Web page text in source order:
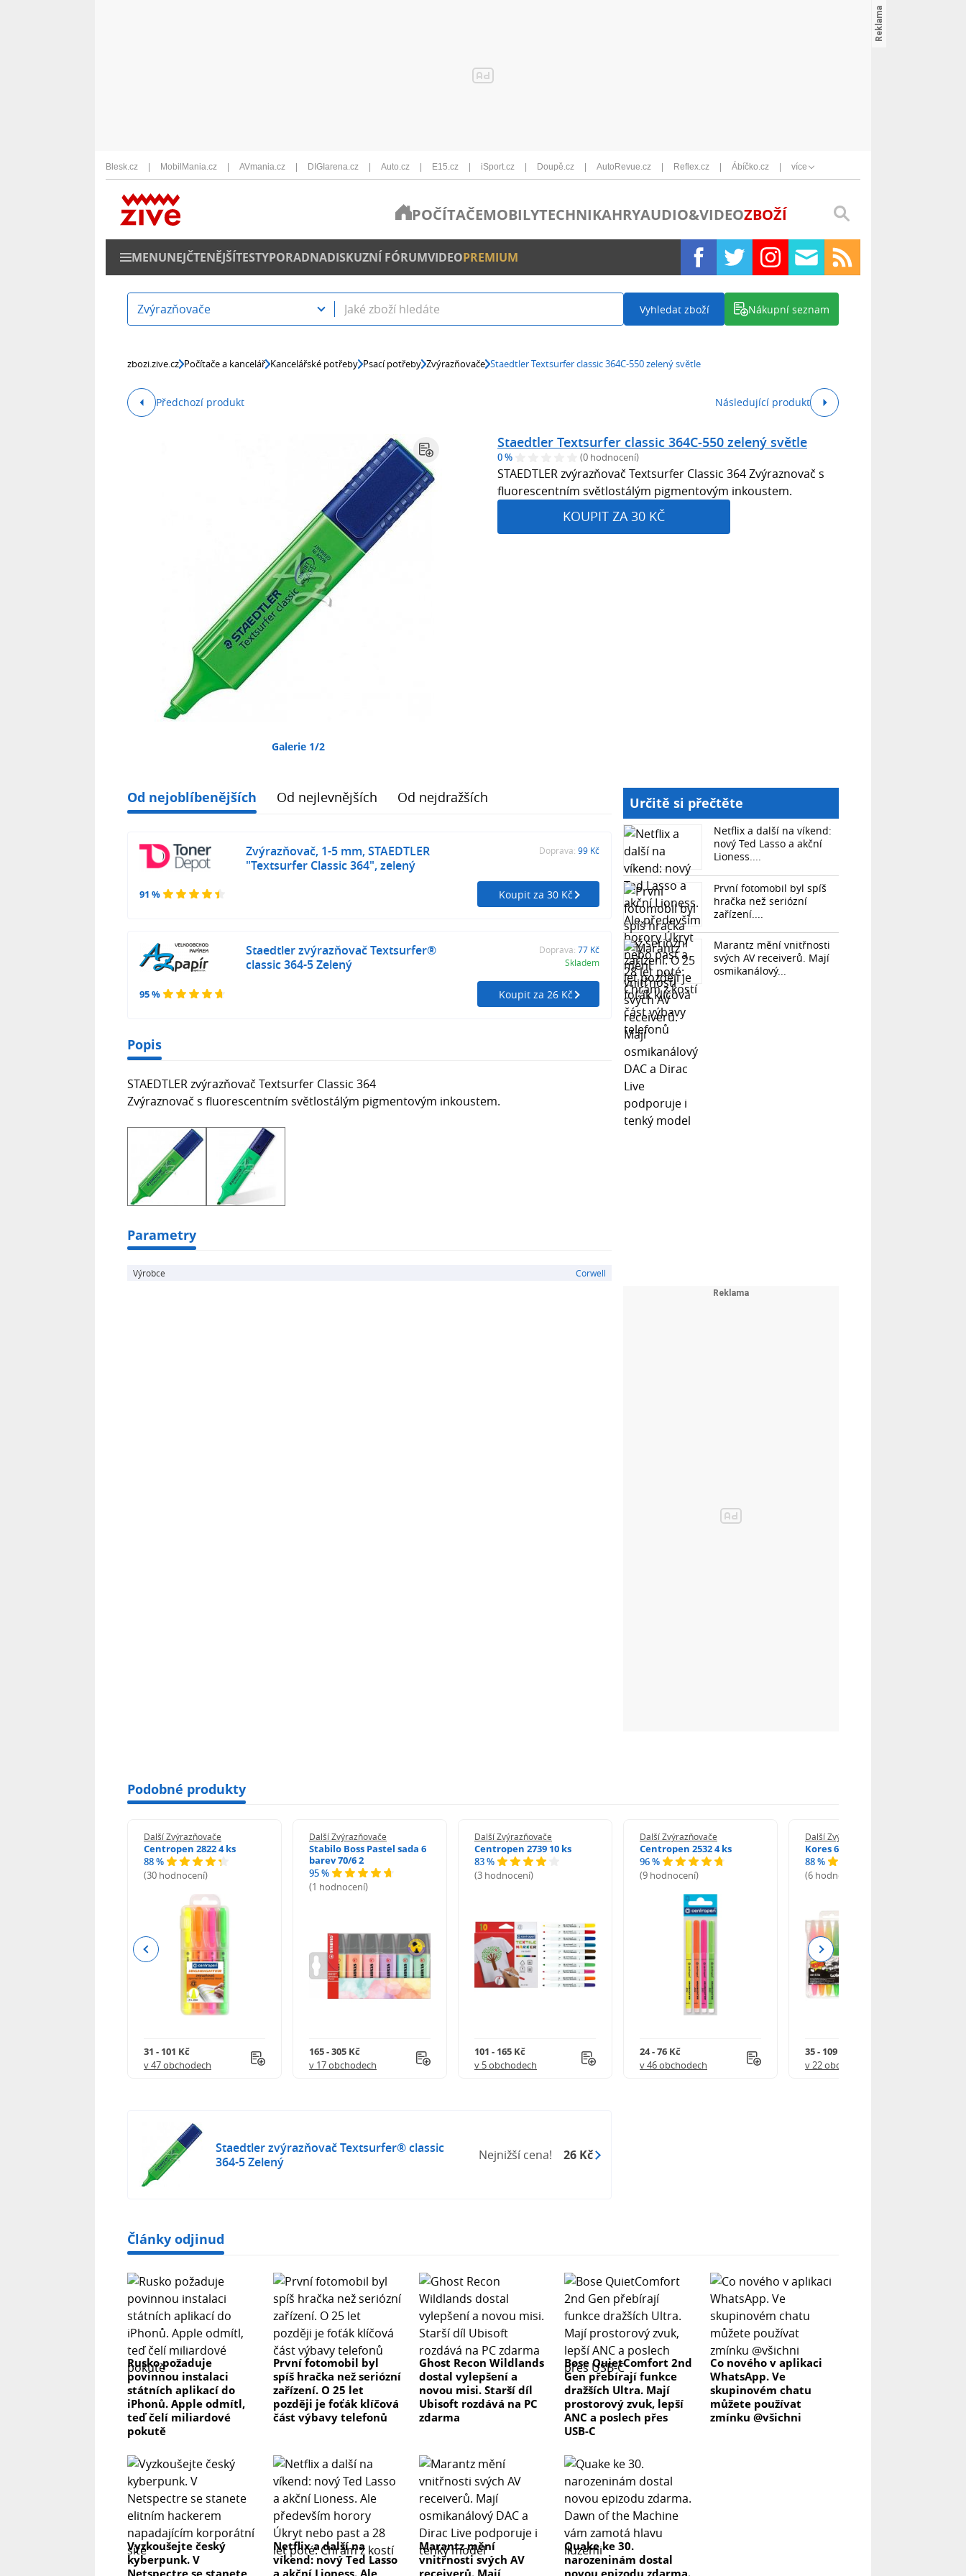
Blesk.cz MobilMania.cz AVmania.cz DIGIarena.cz Auto.cz E15.cz iSport.cz Doupě.cz AutoRevue.cz Reflex.cz Ábíčko.cz více
POČÍTAČEMOBILYTECHNIKAHRYAUDIO&VIDEOZBOŽÍ
MENUNEJČTENĚJŠÍTESTYPORADNADISKUZNÍ FÓRUMVIDEOPREMIUM
Zvýrazňovače Vyhledat zboží Nákupní seznam
zbozi.zive.cz Počítače a kancelář Kancelářské potřeby Psací potřeby Zvýrazňovače Staedtler Textsurfer classic 364C-550 zelený světle
Předchozí produkt Následující produkt
Galerie 1/2
Staedtler Textsurfer classic 364C-550 zelený světle
0 % (0 hodnocení)
STAEDTLER zvýrazňovač Textsurfer Classic 364 Zvýraznovač s
fluorescentním světlostálým pigmentovým inkoustem.
KOUPIT ZA 30 KČ
Od nejoblíbenějších Od nejlevnějších Od nejdražších
91 %
Zvýrazňovač, 1-5 mm, STAEDTLER
"Textsurfer Classic 364", zelený
Doprava: 99 Kč
Koupit za 30 Kč
95 %
Staedtler zvýrazňovač Textsurfer®
classic 364-5 Zelený
Doprava: 77 Kč
Skladem
Koupit za 26 Kč
Popis
STAEDTLER zvýrazňovač Textsurfer Classic 364
Zvýraznovač s fluorescentním světlostálým pigmentovým inkoustem.
Parametry
Výrobce Corwell
Určitě si přečtěte
Netflix a další na víkend:
nový Ted Lasso a akční
Lioness....
První fotomobil byl spíš
hračka než seriózní
zařízení....
Marantz mění vnitřnosti
svých AV receiverů. Mají
osmikanálový...
Podobné produkty
Další Zvýrazňovače
Centropen 2822 4 ks
88 %
(30 hodnocení)
31 - 101 Kč
v 47 obchodech
Další Zvýrazňovače
Stabilo Boss Pastel sada 6
barev 70/6 2
95 %
(1 hodnocení)
165 - 305 Kč
v 17 obchodech
Další Zvýrazňovače
Centropen 2739 10 ks
83 %
(3 hodnocení)
101 - 165 Kč
v 5 obchodech
Další Zvýrazňovače
Centropen 2532 4 ks
96 %
(9 hodnocení)
24 - 76 Kč
v 46 obchodech
Další Zvýrazňovače
Kores 6 ks 3624
88 %
(6 hodnocení)
35 - 109 Kč
v 22 obchodech
Previous Next
Staedtler zvýrazňovač Textsurfer® classic
364-5 Zelený
Nejnižší cena! 26 Kč
Články odjinud
Rusko požaduje
povinnou instalaci
státních aplikací do
iPhonů. Apple odmítl,
teď čelí miliardové
pokutě
První fotomobil byl
spíš hračka než seriózní
zařízení. O 25 let
později je foťák klíčová
část výbavy telefonů
Ghost Recon Wildlands
dostal vylepšení a
novou misi. Starší díl
Ubisoft rozdává na PC
zdarma
Bose QuietComfort 2nd
Gen přebírají funkce
dražších Ultra. Mají
prostorový zvuk, lepší
ANC a poslech přes
USB-C
Co nového v aplikaci
WhatsApp. Ve
skupinovém chatu
můžete používat
zmínku @všichni
Vyzkoušejte český
kyberpunk. V
Netspectre se stanete
Netflix a další na
víkend: nový Ted Lasso
a akční Lioness. Ale
Marantz mění
vnitřnosti svých AV
receiverů. Mají
Quake ke 30.
narozeninám dostal
novou epizodu zdarma.